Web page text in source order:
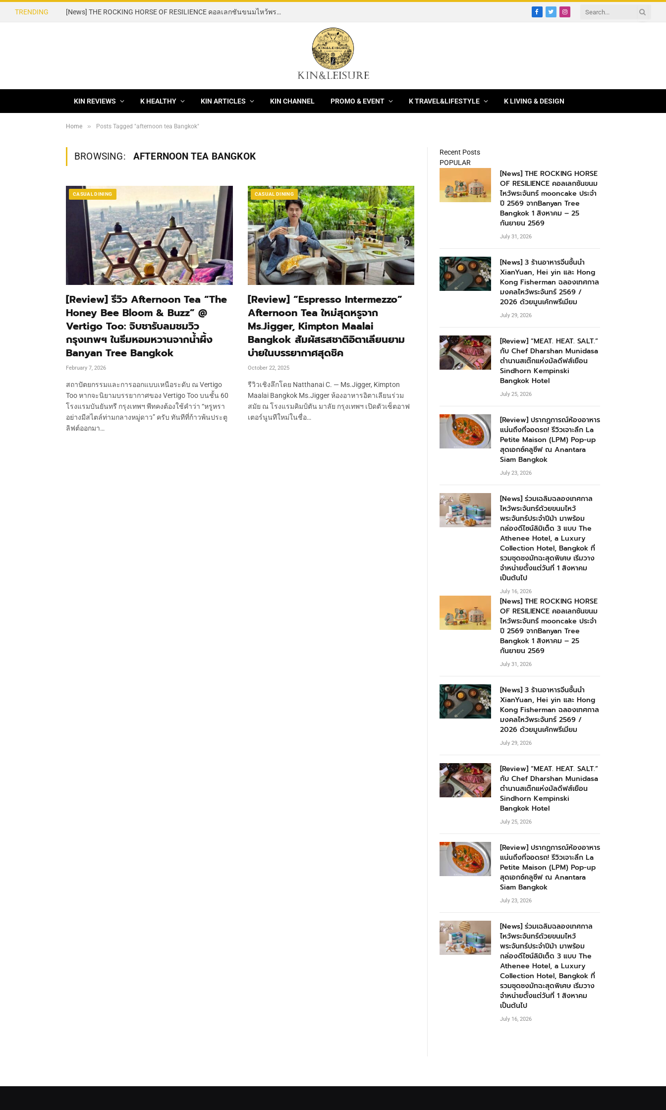
TRENDING [News] THE ROCKING HORSE OF RESILIENCE คอลเลกชันขนมไหว้พระจันทร์ mooncake ประจำปี 2569 จากBanyan Tree Bangkok 1 สิงหาคม – 25 กันยายน 2569
Facebook
TwitterInstagram
KIN REVIEWS K HEALTHY KIN ARTICLES KIN CHANNEL PROMO & EVENT K TRAVEL&LIFESTYLE K LIVING & DESIGN
Home » Posts Tagged "afternoon tea Bangkok"
BROWSING: AFTERNOON TEA BANGKOK
CASUAL DINING
[Review] รีวิว Afternoon Tea “The
Honey Bee Bloom & Buzz” @
Vertigo Too: จิบชารับลมชมวิว
กรุงเทพฯ ในธีมหอมหวานจากน้ำผึ้ง
Banyan Tree Bangkok
February 7, 2026
สถาปัตยกรรมและการออกแบบเหนือระดับ ณ Vertigo
Too หากจะนิยามบรรยากาศของ Vertigo Too บนชั้น 60
โรงแรมบันยันทรี กรุงเทพฯ พีทคงต้องใช้คำว่า “หรูหรา
อย่างมีสไตล์ท่ามกลางหมู่ดาว” ครับ ทันทีที่ก้าวพ้นประตู
ลิฟต์ออกมา…
CASUAL DINING
[Review] “Espresso Intermezzo”
Afternoon Tea ใหม่สุดหรูจาก
Ms.Jigger, Kimpton Maalai
Bangkok สัมผัสรสชาติอิตาเลียนยาม
บ่ายในบรรยากาศสุดชิค
October 22, 2025
รีวิวเชิงลึกโดย Natthanai C. — Ms.Jigger, Kimpton
Maalai Bangkok Ms.Jigger ห้องอาหารอิตาเลียนร่วม
สมัย ณ โรงแรมคิมป์ตัน มาลัย กรุงเทพฯ เปิดตัวเซ็ตอาฟ
เตอร์นูนทีใหม่ในชื่อ…
Recent Posts
POPULAR
[News] THE ROCKING HORSE
OF RESILIENCE คอลเลกชันขนม
ไหว้พระจันทร์ mooncake ประจำ
ปี 2569 จากBanyan Tree
Bangkok 1 สิงหาคม – 25
กันยายน 2569
July 31, 2026
[News] 3 ร้านอาหารจีนชั้นนำ
XianYuan, Hei yin และ Hong
Kong Fisherman ฉลองเทศกาล
มงคลไหว้พระจันทร์ 2569 /
2026 ด้วยมูนเค้กพรีเมียม
July 29, 2026
[Review] “MEAT. HEAT. SALT.”
กับ Chef Dharshan Munidasa
ตำนานสเต๊กแห่งมัลดีฟส์เยือน
Sindhorn Kempinski
Bangkok Hotel
July 25, 2026
[Review] ปรากฏการณ์ห้องอาหาร
แน่นถึงที่จอดรถ! รีวิวเจาะลึก La
Petite Maison (LPM) Pop-up
สุดเอกซ์คลูซีฟ ณ Anantara
Siam Bangkok
July 23, 2026
[News] ร่วมเฉลิมฉลองเทศกาล
ไหว้พระจันทร์ด้วยขนมไหว้
พระจันทร์ประจำปีม้า มาพร้อม
กล่องดีไซน์ลิมิเต็ด 3 แบบ The
Athenee Hotel, a Luxury
Collection Hotel, Bangkok ที่
รวมชุดชงมัทฉะสุดพิเศษ เริ่มวาง
จำหน่ายตั้งแต่วันที่ 1 สิงหาคม
เป็นต้นไป
July 16, 2026
[News] THE ROCKING HORSE
OF RESILIENCE คอลเลกชันขนม
ไหว้พระจันทร์ mooncake ประจำ
ปี 2569 จากBanyan Tree
Bangkok 1 สิงหาคม – 25
กันยายน 2569
July 31, 2026
[News] 3 ร้านอาหารจีนชั้นนำ
XianYuan, Hei yin และ Hong
Kong Fisherman ฉลองเทศกาล
มงคลไหว้พระจันทร์ 2569 /
2026 ด้วยมูนเค้กพรีเมียม
July 29, 2026
[Review] “MEAT. HEAT. SALT.”
กับ Chef Dharshan Munidasa
ตำนานสเต๊กแห่งมัลดีฟส์เยือน
Sindhorn Kempinski
Bangkok Hotel
July 25, 2026
[Review] ปรากฏการณ์ห้องอาหาร
แน่นถึงที่จอดรถ! รีวิวเจาะลึก La
Petite Maison (LPM) Pop-up
สุดเอกซ์คลูซีฟ ณ Anantara
Siam Bangkok
July 23, 2026
[News] ร่วมเฉลิมฉลองเทศกาล
ไหว้พระจันทร์ด้วยขนมไหว้
พระจันทร์ประจำปีม้า มาพร้อม
กล่องดีไซน์ลิมิเต็ด 3 แบบ The
Athenee Hotel, a Luxury
Collection Hotel, Bangkok ที่
รวมชุดชงมัทฉะสุดพิเศษ เริ่มวาง
จำหน่ายตั้งแต่วันที่ 1 สิงหาคม
เป็นต้นไป
July 16, 2026